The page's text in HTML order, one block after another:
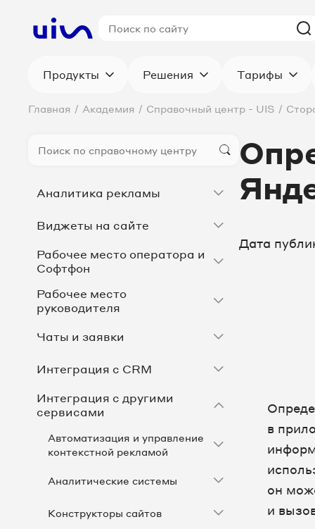
Продукты Решения Тарифы
Главная / Академия / Справочный центр - UIS /
Аналитика рекламы
Виджеты на сайте
Рабочее место оператора и
Софтфон
Рабочее место
руководителя
Чаты и заявки
Интеграция с CRM
Интеграция с другими
сервисами
Автоматизация и управление
контекстной рекламой
Аналитические системы
Конструкторы сайтов
Дата
в
он
и